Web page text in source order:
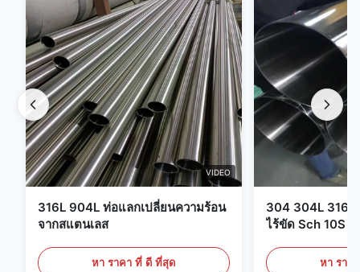
VIDEO
316L 904L ท่อแลกเปลี่ยนความร้อน
จากสแตนเลส
หา ราคา ที่ ดี ที่สุด
304 304L 316
ไร้ขัด Sch 10S ถึ
หา ราค